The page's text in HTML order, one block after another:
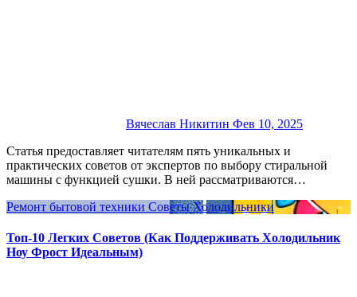
Вячеслав Никитин Фев 10, 2025
Статья предоставляет читателям пять уникальных и
практических советов от экспертов по выбору стиральной
машины с функцией сушки. В ней рассматриваются…
Ремонт бытовой техники СоветыХолодильники
Топ-10 Легких Советов (Как Поддерживать Холодильник
Ноу Фрост Идеальным)